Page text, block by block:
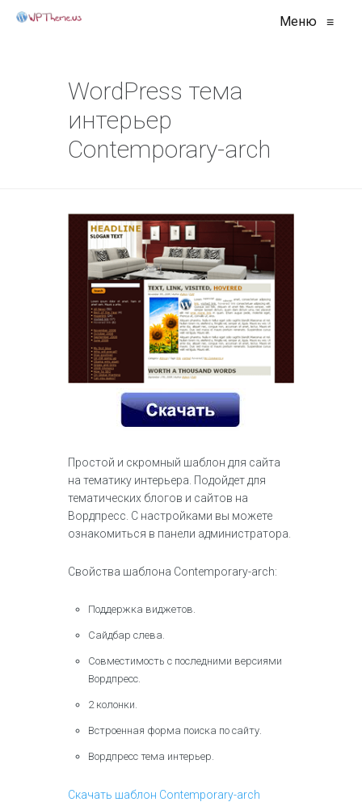
Меню ≡
WordPress тема
интерьер
Contemporary-arch
Простой и скромный шаблон для сайта
на тематику интерьера. Подойдет для
тематических блогов и сайтов на
Вордпресс. С настройками вы можете
ознакомиться в панели администратора.
Свойства шаблона Contemporary-arch:
Поддержка виджетов.
Сайдбар слева.
Совместимость с последними версиями
Вордпресс.
2 колонки.
Встроенная форма поиска по сайту.
Вордпресс тема интерьер.
Скачать шаблон Contemporary-arch